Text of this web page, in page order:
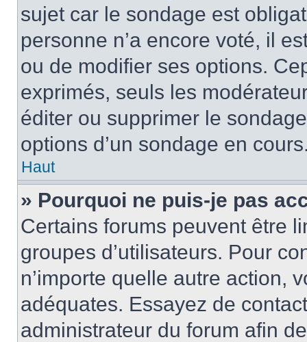
sujet car le sondage est
personne n’a encore voté, il
ou de modifier ses options.
exprimés, seuls les
éditer ou supprimer le
options d’un sondage en
Haut
» Pourquoi ne puis-je pas
Certains forums peuvent être
groupes d’utilisateurs. Pour
n’importe quelle autre action,
adéquates. Essayez de
administrateur du forum afin